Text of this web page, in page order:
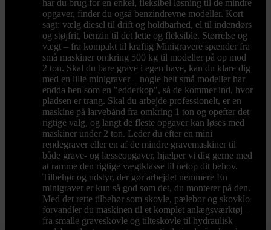
har du brug for en enkel, fleksibel løsning til de mindre
opgaver, finder du også benzindrevne modeller. Kort
sagt: vælg diesel til drift og holdbarhed, el til indendørs
og støjfrit, benzin til det lette og fleksible. Størrelse og
vægt – fra kompakt til kraftig Minigravere spænder fra
små maskiner omkring 500 kg til modeller på op mod
2 ton. Skal du bare grave i egen have, kan du klare dig
med en lille minigraver – nogle helt små modeller har
endda ben som en "edderkop", så de kommer ind, hvor
pladsen er trang. Skal du arbejde professionelt, er en
maskine på larvebånd fra omkring 1 ton og opefter det
rigtige valg, og langt de fleste opgaver kan løses med
maskiner under 2 ton. Leder du efter en mini
rendegraver eller en af de mindre gravemaskiner til
både grave- og læsseopgaver, hjælper vi dig gerne med
at ramme den rigtige vægtklasse til netop dit behov.
Tilbehør og udstyr, der gør arbejdet nemmere En
minigraver er kun så god som det, du monterer på den.
Med det rette tilbehør som skovle, pælebor og skovklo
forvandler du maskinen til et komplet anlægsværktøj –
fra smalle graveskovle og tilteskovle til hydraulisk